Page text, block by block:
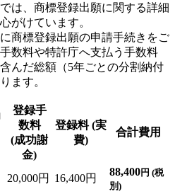
は、商標登録出願に関する詳細
がけています。
商標登録出願の申請手続きをご
数料や特許庁へ支払う手数料
んだ総額（5年ごとの分割納付
ます。
登録手
数料
(成功謝
金)
登録料 (実
費)
合計費用
20,000円 16,400円
88,400円 (税
別)